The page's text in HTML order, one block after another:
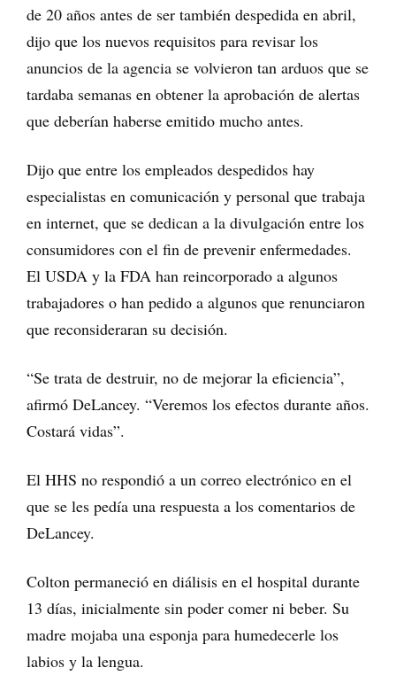
de 20 años antes de ser también despedida en abril,
dijo que los nuevos requisitos para revisar los
anuncios de la agencia se volvieron tan arduos que se
tardaba semanas en obtener la aprobación de alertas
que deberían haberse emitido mucho antes.
Dijo que entre los empleados despedidos hay
especialistas en comunicación y personal que trabaja
en internet, que se dedican a la divulgación entre los
consumidores con el fin de prevenir enfermedades.
El USDA y la FDA han reincorporado a algunos
trabajadores o han pedido a algunos que renunciaron
que reconsideraran su decisión.
“Se trata de destruir, no de mejorar la eficiencia”,
afirmó DeLancey. “Veremos los efectos durante años.
Costará vidas”.
El HHS no respondió a un correo electrónico en el
que se les pedía una respuesta a los comentarios de
DeLancey.
Colton permaneció en diálisis en el hospital durante
13 días, inicialmente sin poder comer ni beber. Su
madre mojaba una esponja para humedecerle los
labios y la lengua.